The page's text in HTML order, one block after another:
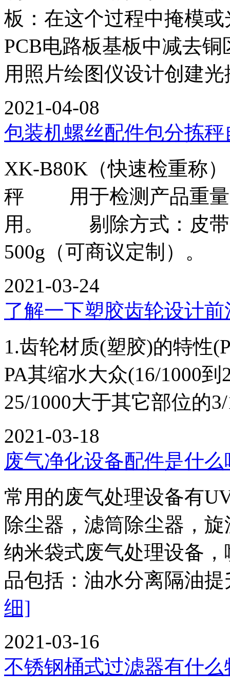
板：在这个过程中掩模
PCB电路板基板中减去
用照片绘图仪设计创建
2021-04-08
包装机螺丝配件包分拣
XK-B80K（快速检
秤 用于检测产品重量
用。 剔除方式：皮
500g（可商议定制
2021-03-24
了解一下塑胶齿轮设计
1.齿轮材质(塑胶)的特性
PA其缩水大众(16/1000
25/1000大于其它部位
2021-03-18
废气净化设备配件是什么
常用的废气处理设备有
除尘器，滤筒除尘器，
纳米袋式废气处理设
品包括：油水分离隔油
细]
2021-03-16
不锈钢桶式过滤器有什么